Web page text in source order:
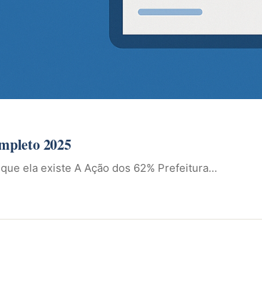
2025
ela existe A Ação dos 62% Prefeitura…